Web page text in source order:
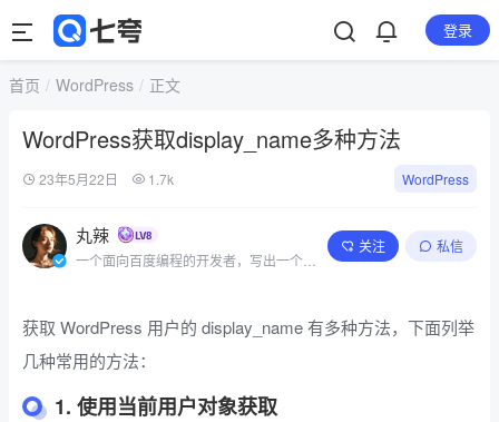
登录
首页 WordPress 正文
WordPress获取display_name多种方法
23年5月22日 1.7k WordPress
丸辣
一个面向百度编程的开发者，写出一个简
关注 私信
获取 WordPress 用户的 display_name 有多种方法，下面列举
几种常用的方法：
1. 使用当前用户对象获取